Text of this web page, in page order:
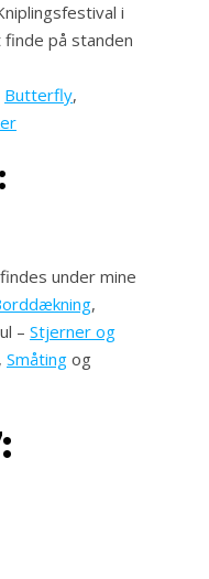
i
på standen
Butterfly,
under mine
,
– Stjerner og
, Småting og